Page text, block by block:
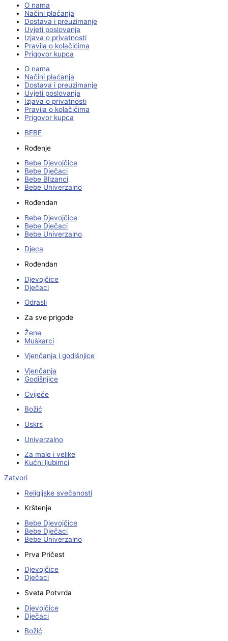
O nama
Načini plaćanja
Dostava i preuzimanje
Uvjeti poslovanja
Izjava o privatnosti
Pravila o kolačićima
Prigovor kupca
O nama
Načini plaćanja
Dostava i preuzimanje
Uvjeti poslovanja
Izjava o privatnosti
Pravila o kolačićima
Prigovor kupca
BEBE
Rođenje
Bebe Djevojčice
Bebe Dječaci
Bebe Blizanci
Bebe Univerzalno
Rođendan
Bebe Djevojčice
Bebe Dječaci
Bebe Univerzalno
Djeca
Rođendan
Djevojčice
Dječaci
Odrasli
Za sve prigode
Žene
Muškarci
Vjenčanja i godišnjice
Vjenčanja
Godišnjice
Cvijeće
Božić
Uskrs
Univerzalno
Za male i velike
Kućni ljubimci
Zatvori
Religijske svečanosti
Krštenje
Bebe Djevojčice
Bebe Dječaci
Bebe Univerzalno
Prva Pričest
Djevojčice
Dječaci
Sveta Potvrda
Djevojčice
Dječaci
Božić